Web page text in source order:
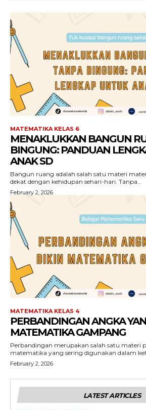
MATEMATIKA KELAS 6
MENAKLUKKAN BANGUN
BINGUNG: PANDUAN
ANAK SD
Bangun ruang adalah salah satu materi
dekat dengan kehidupan sehari-hari. Tanpa...
February 2, 2026
MATEMATIKA KELAS 4
PERBANDINGAN ANGKA
MATEMATIKA GAMPANG
Perbandingan merupakan salah satu materi
matematika yang sering digunakan dalam
February 2, 2026
LATEST ARTICLES